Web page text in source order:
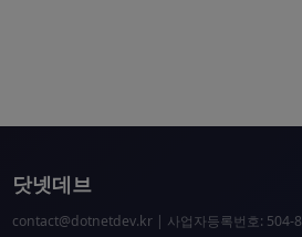
닷넷데브
contact@dotnetdev.kr| 사업자등록번호: 504-